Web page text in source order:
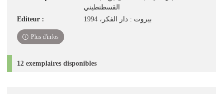
القسطنطيني
Editeur :
بيروت : دار الفكر، 1994
Plus d'infos
12 exemplaires disponibles